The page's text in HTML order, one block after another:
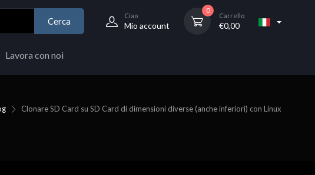
Cerca
Ciao
Mio account
0
Carrello
€0,00
Lavora con noi
Clonare SD Card su SD Card di dimensioni diverse (anche inferiori) con Linux